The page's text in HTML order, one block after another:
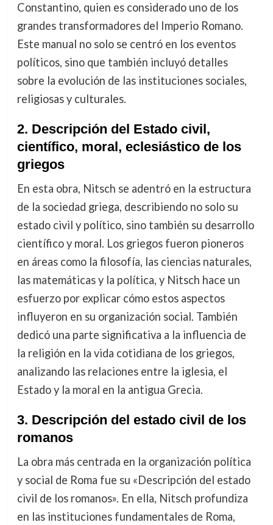
Constantino, quien es considerado uno de los
grandes transformadores del Imperio Romano.
Este manual no solo se centró en los eventos
políticos, sino que también incluyó detalles
sobre la evolución de las instituciones sociales,
religiosas y culturales.
2. Descripción del Estado civil,
científico, moral, eclesiástico de los
griegos
En esta obra, Nitsch se adentró en la estructura
de la sociedad griega, describiendo no solo su
estado civil y político, sino también su desarrollo
científico y moral. Los griegos fueron pioneros
en áreas como la filosofía, las ciencias naturales,
las matemáticas y la política, y Nitsch hace un
esfuerzo por explicar cómo estos aspectos
influyeron en su organización social. También
dedicó una parte significativa a la influencia de
la religión en la vida cotidiana de los griegos,
analizando las relaciones entre la iglesia, el
Estado y la moral en la antigua Grecia.
3. Descripción del estado civil de los
romanos
La obra más centrada en la organización política
y social de Roma fue su «Descripción del estado
civil de los romanos». En ella, Nitsch profundiza
en las instituciones fundamentales de Roma,